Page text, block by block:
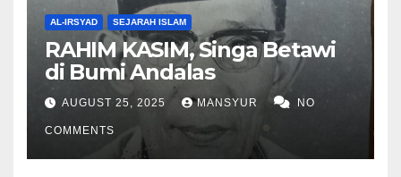
AL-IRSYAD SEJARAH ISLAM
RAHIM KASIM, Singa Betawi
di Bumi Andalas
AUGUST 25, 2025 MANSYUR NO
COMMENTS